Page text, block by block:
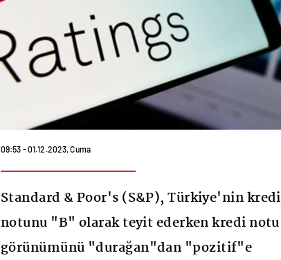
09:53 - 01.12.2023, Cuma
Standard & Poor's (S&P), Türkiye'nin kredi
notunu "B" olarak teyit ederken kredi notu
görünümünü "durağan"dan "pozitif"e